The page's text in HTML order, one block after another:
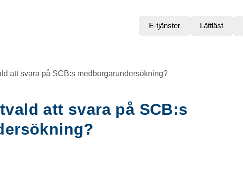
E-tjänster
Lättläst
att svara på SCB:s medborgarundersökning?
att svara på SCB:s